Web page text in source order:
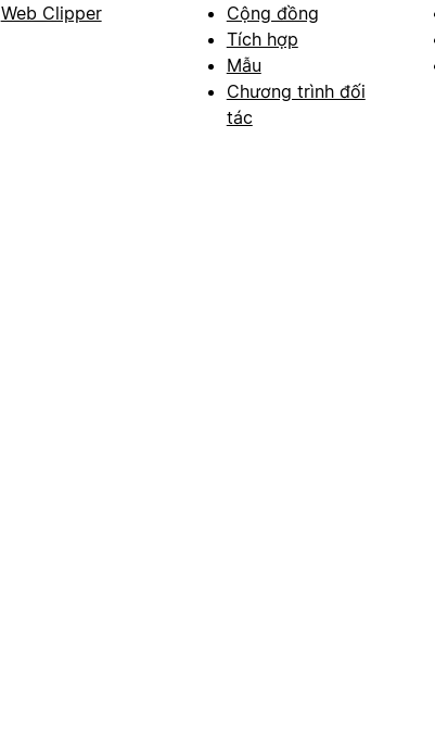
Web Clipper
Cộng đồng
Tích hợp
Mẫu
Chương trình đối
tác